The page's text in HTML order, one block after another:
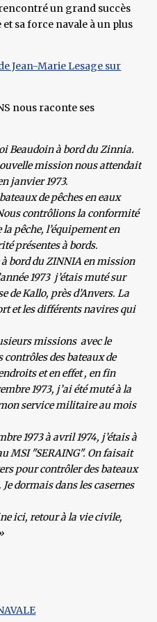
un grand succès
sa force navale à un plus
Jean-Marie Lesage sur
nous raconte ses
Beaudoin à bord du Zinnia.
mission nous attendait
janvier 1973.
de pêches en eaux
contrôlions la conformité
pêche, l’équipement en
présentes à bords.
à bord du ZINNIA en mission
1973 j’étais muté sur
de Kallo, près d’Anvers. La
et les différents navires qui
missions avec le
des bateaux de
et en effet , en fin
1973, j’ai été muté à la
service militaire au mois
1973 à avril 1974, j’étais à
MSI "SERAING". On faisait
pour contrôler des bateaux
dormais dans les casernes
ici, retour à la vie civile,